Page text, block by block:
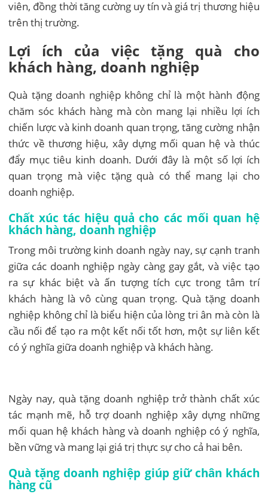
viên, đồng thời tăng cường uy tín và giá trị thương hiệu
trên thị trường.
Lợi ích của việc tặng quà cho
khách hàng, doanh nghiệp
Quà tặng doanh nghiệp không chỉ là một hành động
chăm sóc khách hàng mà còn mang lại nhiều lợi ích
chiến lược và kinh doanh quan trọng, tăng cường nhận
thức về thương hiệu, xây dựng mối quan hệ và thúc
đẩy mục tiêu kinh doanh. Dưới đây là một số lợi ích
quan trọng mà việc tặng quà có thể mang lại cho
doanh nghiệp.
Chất xúc tác hiệu quả cho các mối quan hệ
khách hàng, doanh nghiệp
Trong môi trường kinh doanh ngày nay, sự cạnh tranh
giữa các doanh nghiệp ngày càng gay gắt, và việc tạo
ra sự khác biệt và ấn tượng tích cực trong tâm trí
khách hàng là vô cùng quan trọng. Quà tặng doanh
nghiệp không chỉ là biểu hiện của lòng tri ân mà còn là
cầu nối để tạo ra một kết nối tốt hơn, một sự liên kết
có ý nghĩa giữa doanh nghiệp và khách hàng.
Ngày nay, quà tặng doanh nghiệp trở thành chất xúc
tác mạnh mẽ, hỗ trợ doanh nghiệp xây dựng những
mối quan hệ khách hàng và doanh nghiệp có ý nghĩa,
bền vững và mang lại giá trị thực sự cho cả hai bên.
Quà tặng doanh nghiệp giúp giữ chân khách
hàng cũ